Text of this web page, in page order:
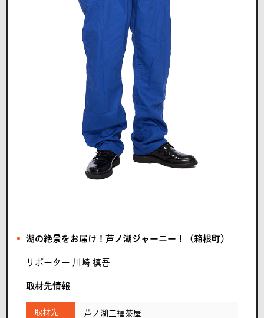
湖の絶景をお届け！芦ノ湖ジャーニー！（箱根町）
リポーター 川崎 槙吾
取材先情報
取材先 芦ノ湖三福茶屋